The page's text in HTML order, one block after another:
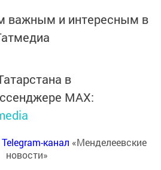
важным и интересным в
в
MАХ:
Telegram-канал «Менделеевские
новости»